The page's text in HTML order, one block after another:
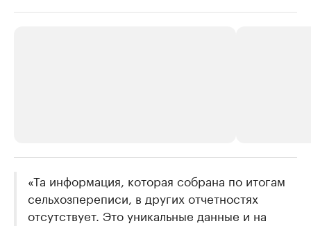
Крупные организации в
нефтегазовой промышленности
«Та информация, которая собрана по итогам
сельхозпереписи, в других отчетностях
отсутствует. Это уникальные данные и на